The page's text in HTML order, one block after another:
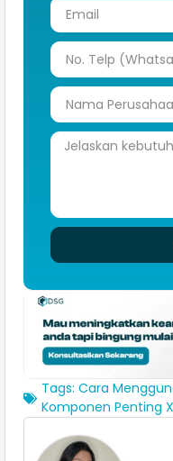
Tags: Cara
Komponen Penting